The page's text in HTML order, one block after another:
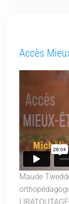
Accès
Maude